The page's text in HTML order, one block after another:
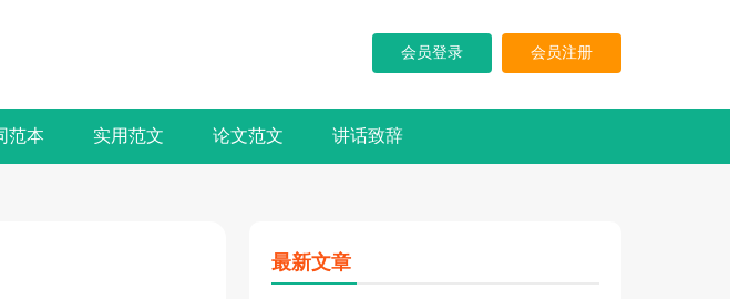
会员登录 会员注册
范本 实用范文 论文范文 讲话致辞
最新文章